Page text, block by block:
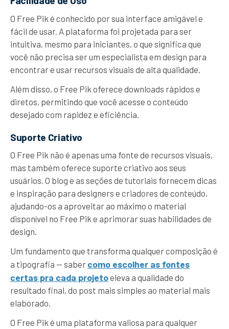
O Free Pik é conhecido por sua interface amigável e
fácil de usar. A plataforma foi projetada para ser
intuitiva, mesmo para iniciantes, o que significa que
você não precisa ser um especialista em design para
encontrar e usar recursos visuais de alta qualidade.
Além disso, o Free Pik oferece downloads rápidos e
diretos, permitindo que você acesse o conteúdo
desejado com rapidez e eficiência.
Suporte Criativo
O Free Pik não é apenas uma fonte de recursos visuais,
mas também oferece suporte criativo aos seus
usuários. O blog e as seções de tutoriais fornecem dicas
e inspiração para designers e criadores de conteúdo,
ajudando-os a aproveitar ao máximo o material
disponível no Free Pik e aprimorar suas habilidades de
design.
Um fundamento que transforma qualquer composição é
a tipografia — saber como escolher as fontes
certas pra cada projetoeleva a qualidade do
resultado final, do post mais simples ao material mais
elaborado.
O Free Pik é uma plataforma valiosa para qualquer